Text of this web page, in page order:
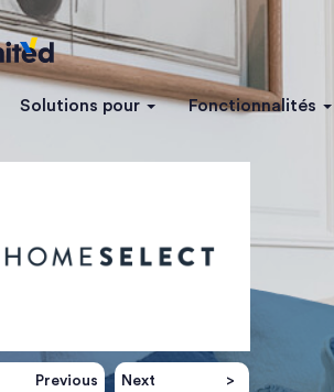
Solutions pour Fonctionnalités
Previous Next